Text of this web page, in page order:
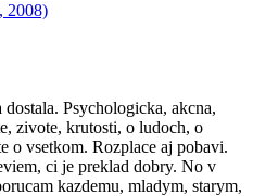
2008)
Psychologicka, akcna,
zivote, krutosti, o ludoch, o
o vsetkom. Rozplace aj pobavi.
ci je preklad dobry. No v
kazdemu, mladym, starym,